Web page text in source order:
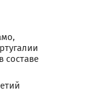
составе